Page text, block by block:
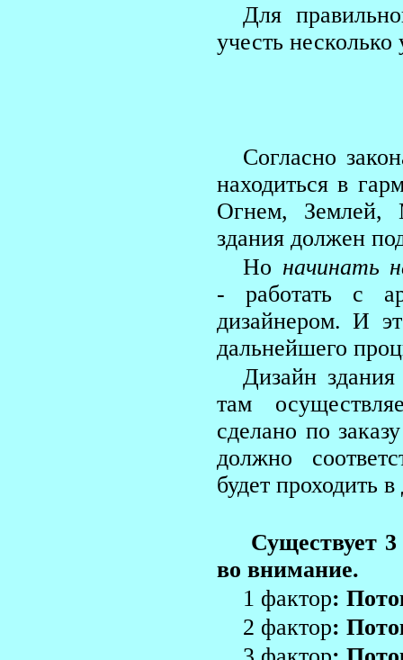
Для
учесть несколько
Согласно
находиться в
Огнем, Землей,
здания должен
Но начинать
- работать с
дизайнером. И
дальнейшего
Дизайн
там
сделано по
должно
будет проходить
Существует
во внимание.
1 фактор:
2 фактор: